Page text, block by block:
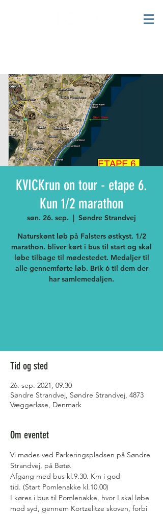
KVICKrun on tour - etape 6.
Kun 1/2 marathon
søn. 26. sep.
  |
Søndre Strandvej
Naturskønt løb på Falsters østkyst. 1/2
marathon. bliver kørt i bus til start og skal
løbe tilbage til mødestedet. Medaljer til
alle gennemførte løb. Brik 6 til dem der
har samlemedaljen.
Tid og sted
26. sep. 2021, 09.30
Søndre Strandvej, Søndre Strandvej, 4873
Væggerløse, Denmark
Om eventet
Vi mødes ved Parkeringspladsen på Søndre
Strandvej, på Bøtø.
Afgang med bus kl.9.30. Km i god
tid. (Start Pomlenakke kl.10.00)
I køres i bus til Pomlenakke, hvor I skal løbe
mod syd, gennem Kortzelitze skoven, forbi